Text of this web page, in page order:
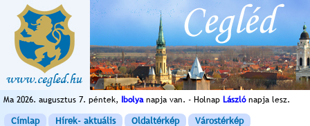
Ma 2026. augusztus 7. péntek, Ibolyanapja van. - Holnap Lászlónapja lesz.
Címlap Hírek- aktuális Oldaltérkép Várostérkép